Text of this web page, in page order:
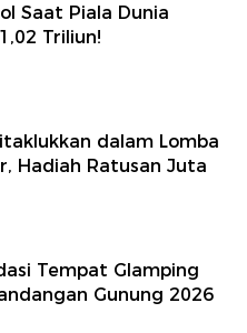
Saat Piala Dunia
Triliun!
dalam Lomba
Hadiah Ratusan Juta
Tempat Glamping
Gunung 2026